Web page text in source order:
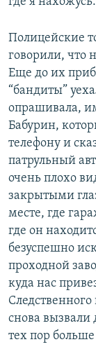
Полицейские
говорили, что
Еще до их
“бандиты”
опрашивала,
Бабурин,
телефону и
патрульный
очень плохо
закрытыми
месте, где
где он
безуспешно
проходной
куда нас
снова
тех пор